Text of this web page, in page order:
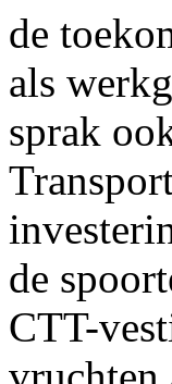
de
als
sprak
de
CTT-